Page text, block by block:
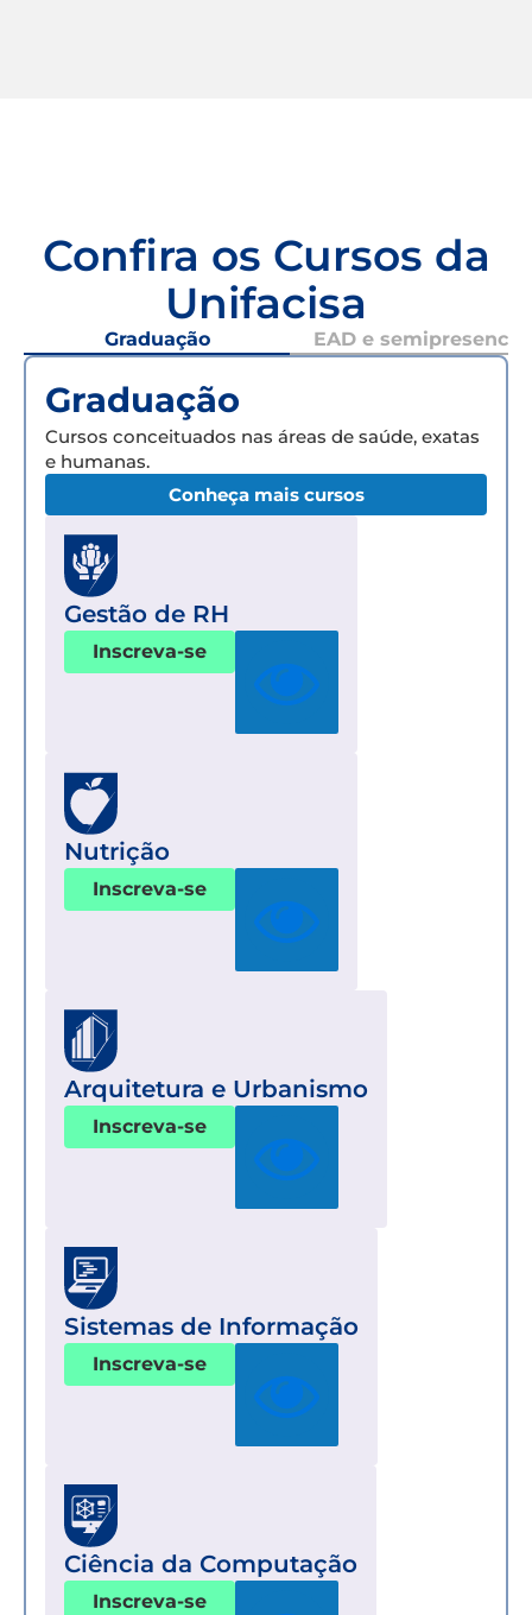
Confira os Cursos da
Unifacisa
Graduação EAD e semipresencial
Graduação
Cursos conceituados nas áreas de saúde, exatas
e humanas.
Conheça mais cursos
Gestão de RH
Inscreva-se
Nutrição
Inscreva-se
Arquitetura e Urbanismo
Inscreva-se
Sistemas de Informação
Inscreva-se
Ciência da Computação
Inscreva-se